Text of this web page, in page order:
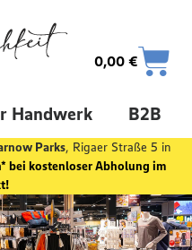
0,00 €
Handwerk B2B
Parks, Rigaer Straße 5 in
bei kostenloser Abholung im